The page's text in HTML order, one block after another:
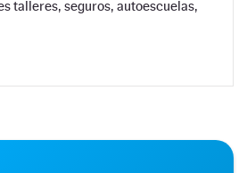
talleres, seguros, autoescuelas,